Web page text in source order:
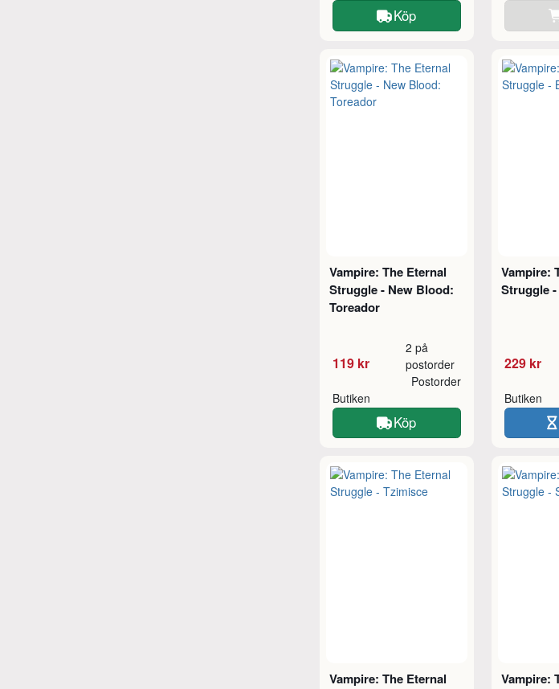
Köp
Vampire: The Eternal
Struggle - New Blood:
Toreador
119 kr
2 på
postorder
Butiken
Postorder
Köp
Vampire:
Struggle
229 kr
Butiken
Vampire: The Eternal
Vampire: